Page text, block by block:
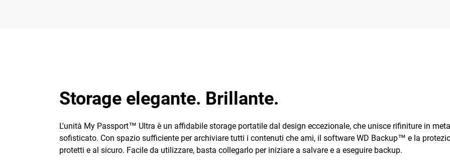
Storage elegante. Brillante.
L'unità My Passport™ Ultra è un affidabile storage portatile dal design eccezionale, che unisce rifiniture in
sofisticato. Con spazio sufficiente per archiviare tutti i contenuti che ami, il software WD Backup™ e la
protetti e al sicuro. Facile da utilizzare, basta collegarlo per iniziare a salvare e a eseguire backup.